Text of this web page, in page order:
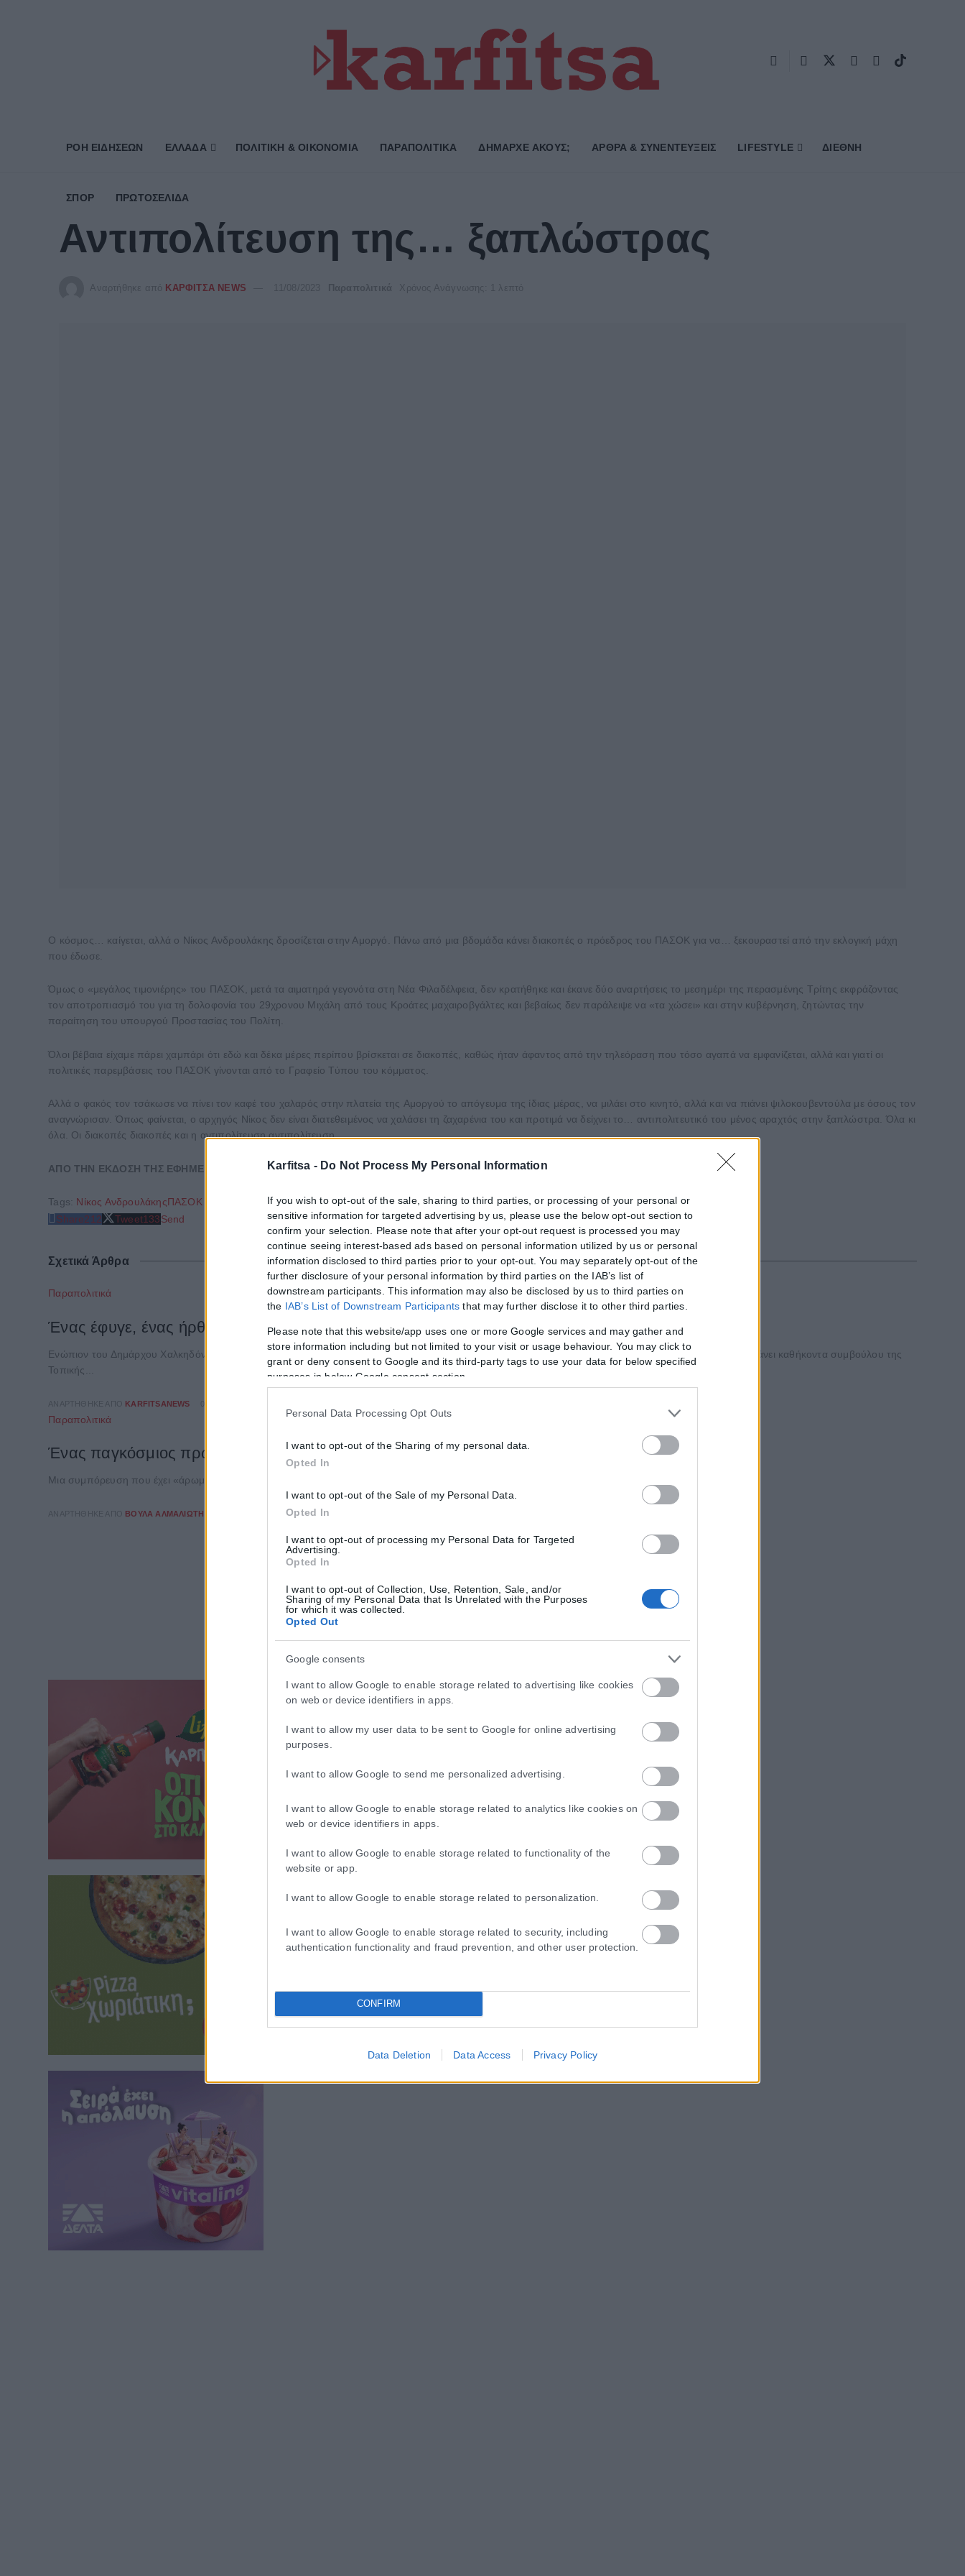
Karfitsa - Do Not Process My Personal Information
If you wish to opt-out of the sale, sharing to third parties, or processing of your personal or
sensitive information for targeted advertising by us, please use the below opt-out section to
confirm your selection. Please note that after your opt-out request is processed you may
continue seeing interest-based ads based on personal information utilized by us or personal
information disclosed to third parties prior to your opt-out. You may separately opt-out of the
further disclosure of your personal information by third parties on the IAB’s list of
downstream participants. This information may also be disclosed by us to third parties on
the IAB’s List of Downstream Participants that may further disclose it to other third parties.
Please note that this website/app uses one or more Google services and may gather and
store information including but not limited to your visit or usage behaviour. You may click to
grant or deny consent to Google and its third-party tags to use your data for below specified
purposes in below Google consent section.
Personal Data Processing Opt Outs
I want to opt-out of the Sharing of my personal data.
Opted In
I want to opt-out of the Sale of my Personal Data.
Opted In
I want to opt-out of processing my Personal Data for Targeted
Advertising.
Opted In
I want to opt-out of Collection, Use, Retention, Sale, and/or
Sharing of my Personal Data that Is Unrelated with the Purposes
for which it was collected.
Opted Out
Google consents
I want to allow Google to enable storage related to advertising like cookies
on web or device identifiers in apps.
I want to allow my user data to be sent to Google for online advertising
purposes.
I want to allow Google to send me personalized advertising.
I want to allow Google to enable storage related to analytics like cookies on
web or device identifiers in apps.
I want to allow Google to enable storage related to functionality of the
website or app.
I want to allow Google to enable storage related to personalization.
I want to allow Google to enable storage related to security, including
authentication functionality and fraud prevention, and other user protection.
CONFIRM
Data Deletion Data Access Privacy Policy
ΡΟΗ ΕΙΔΗΣΕΩΝ ΕΛΛΑΔΑ ΠΟΛΙΤΙΚΗ & ΟΙΚΟΝΟΜΙΑ ΠΑΡΑΠΟΛΙΤΙΚΑ ΔΗΜΑΡΧE ΑΚΟΥΣ; ΑΡΘΡΑ & ΣΥΝΕΝΤΕΥΞΕΙΣ LIFESTYLE ΔΙΕΘΝΗ
ΣΠΟΡ ΠΡΩΤΟΣΈΛΙΔΑ
Αντιπολίτευση της… ξαπλώστρας
Αναρτήθηκε από ΚΑΡΦΙΤΣΑ NEWS 11/08/2023 Παραπολιτικά Χρόνος Ανάγνωσης: 1 λεπτό
Ο κόσμος… καίγεται, αλλά ο Νίκος Ανδρουλάκης δροσίζεται στην Αμοργό. Πάνω από μια βδομάδα κάνει διακοπές ο πρόεδρος του ΠΑΣΟΚ για να… ξεκουραστεί από την εκλογική μάχη
που έδωσε.
Όμως ο «μεγάλος τιμονιέρης» του ΠΑΣΟΚ, μετά τα αιματηρά γεγονότα στη Νέα Φιλαδέλφεια, δεν κρατήθηκε και έκανε δύο αναρτήσεις το μεσημέρι της περασμένης Τρίτης εκφράζοντας
τον αποτροπιασμό του για τη δολοφονία του 29χρονου Μιχάλη από τους Κροάτες μαχαιροβγάλτες και βεβαίως δεν παράλειψε να «τα χώσει» και στην κυβέρνηση, ζητώντας την
παραίτηση του υπουργού Προστασίας του Πολίτη.
Όλοι βέβαια είχαμε πάρει χαμπάρι ότι εδώ και δέκα μέρες περίπου βρίσκεται σε διακοπές, καθώς ήταν άφαντος από την τηλεόραση που τόσο αγαπά να εμφανίζεται, αλλά και γιατί οι
πολιτικές παρεμβάσεις του ΠΑΣΟΚ γίνονται από το Γραφείο Τύπου του κόμματος.
Αλλά ο φακός τον τσάκωσε να πίνει τον καφέ του χαλαρός στην πλατεία της Αμοργού το απόγευμα της ίδιας μέρας, να μιλάει στο κινητό, αλλά και να πιάνει ψιλοκουβεντούλα με όσους τον
αναγνώρισαν. Όπως φαίνεται, ο αρχηγός Νίκος δεν είναι διατεθειμένος να χαλάσει τη ζαχαρένια του και προτιμά να δείχνει το… αντιπολιτευτικό του μένος αραχτός στην ξαπλώστρα. Όλα κι
όλα. Οι διακοπές διακοπές και η αντιπολίτευση αντιπολίτευση.
ΑΠΟ ΤΗΝ ΕΚΔΟΣΗ ΤΗΣ ΕΦΗΜΕΡΙΔΑΣ POLITICAL
Tags: Νίκος ΑνδρουλάκηςΠΑΣΟΚ
Share212 Tweet133Send
Σχετικά Άρθρα
Παραπολιτικά
Ένας έφυγε, ένας ήρθε στον Δ.Χαλκηδόνος
Ενώπιον του Δημάρχου Χαλκηδόνος, Σταύρου Αναγνωστόπουλου, πραγματοποιήθηκε σήμερα η ορκωμοσία του Στυλιανού Τζουράκη, ο οποίος αναλαμβάνει καθήκοντα συμβούλου της
Τοπικής...
ΑΝΑΡΤΉΘΗΚΕ ΑΠΌ KARFITSANEWS
Παραπολιτικά
Ένας παγκόσμιος πρωταθλητής στο πλευρό του Δ.Ασλανίδη
Μια συμπόρευση που έχει «άρωμα» πρωταθλητή πέτυχε ο δήμαρχος Παύλου Μελά, Δημήτρης Ασλανίδης. Τι κι αν οι δημοτικές εκλογές αργούν...
ΑΝΑΡΤΉΘΗΚΕ ΑΠΌ ΒΟΎΛΑ ΑΛΜΑΛΙΏΤΗ